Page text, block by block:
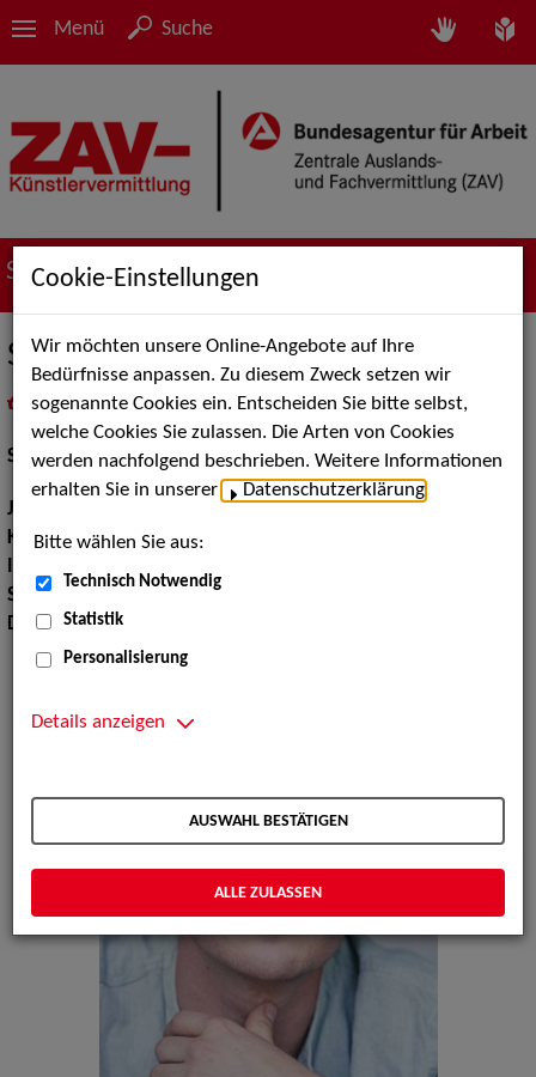
Menü Suche
Suche nach Künstler*innen
Silvio Kretschmer
als PDF speichern
inMeine Merklistelegen
Schauspiel:Bühne, Film und TV
Jahrgang:
Körpergröße:182 cm
Instrument:
Sprachen:
Englisch, Französisch
Dialekte:Schweizerdeutsch
Cookie-Einstellungen
Wir möchten unsere Online-Angebote auf Ihre
Bedürfnisse anpassen. Zu diesem Zweck setzen wir
sogenannte Cookies ein. Entscheiden Sie bitte selbst,
welche Cookies Sie zulassen. Die Arten von Cookies
werden nachfolgend beschrieben. Weitere Informationen
erhalten Sie in unserer
Datenschutzerklärung
Bitte wählen Sie aus:
Technisch Notwendig
Statistik
Personalisierung
Details anzeigen
AUSWAHL BESTÄTIGEN
ALLE ZULASSEN